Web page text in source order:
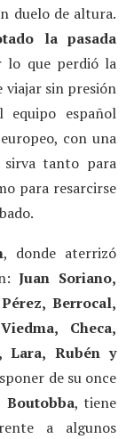
duelo de altura.
la pasada
que perdió la
viajar sin presión
español
con una
sirva tanto para
para resarcirse
, donde aterrizó
Juan Soriano,
Berrocal,
Checa,
Lara, Rubén y
de su once
Boutobba, tiene
a algunos